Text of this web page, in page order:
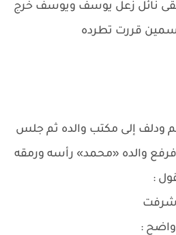
نائل زعل يوسف ويوسف خرج
قررت تطرده
ودلف إلى مكتب والده ثم جلس
والده «محمد» رأسه ورمقه
:
شرفت
: